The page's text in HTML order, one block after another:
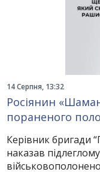
14 Серпня, 13:32
Росіянин
пораненого
Керівник бригади
наказав